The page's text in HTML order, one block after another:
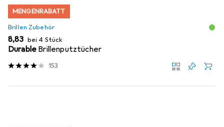
MENGENRABATT
Brillen Zubehör
EUR
8,83 bei 4 Stück
Durable Brillenputztücher
153